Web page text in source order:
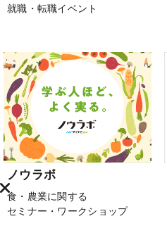
就職・転職イベント
ノウラボ
食・農業に関する
セミナー・ワークショップ